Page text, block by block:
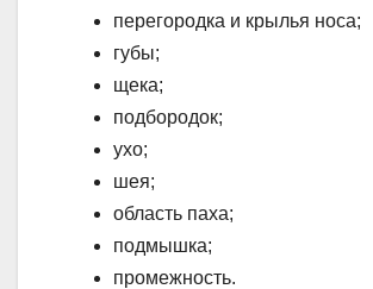
перегородка и крылья носа;
губы;
щека;
подбородок;
ухо;
шея;
область паха;
подмышка;
промежность.